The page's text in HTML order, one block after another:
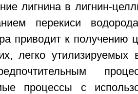
лигнина в лигнин-
перекиси
приводит к
легко
процессы с